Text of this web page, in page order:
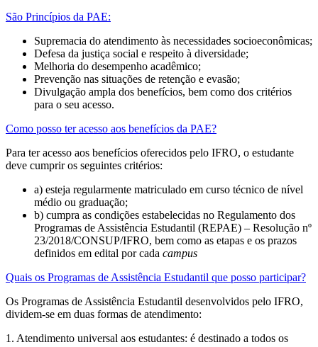
São Princípios da PAE:
Supremacia do atendimento às necessidades socioeconômicas;
Defesa da justiça social e respeito à diversidade;
Melhoria do desempenho acadêmico;
Prevenção nas situações de retenção e evasão;
Divulgação ampla dos benefícios, bem como dos critérios
para o seu acesso.
Como posso ter acesso aos benefícios da PAE?
Para ter acesso aos benefícios oferecidos pelo IFRO, o estudante
deve cumprir os seguintes critérios:
a) esteja regularmente matriculado em curso técnico de nível
médio ou graduação;
b) cumpra as condições estabelecidas no Regulamento dos
Programas de Assistência Estudantil (REPAE) – Resolução nº
23/2018/CONSUP/IFRO, bem como as etapas e os prazos
definidos em edital por cada campus
Quais os Programas de Assistência Estudantil que posso participar?
Os Programas de Assistência Estudantil desenvolvidos pelo IFRO,
dividem-se em duas formas de atendimento:
1. Atendimento universal aos estudantes: é destinado a todos os